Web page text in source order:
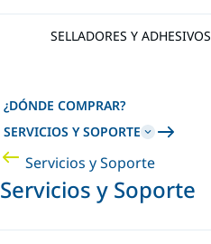
SELLADORES Y ADHESIVOS
¿DÓNDE COMPRAR?
SERVICIOS Y SOPORTE
Servicios y Soporte
Servicios y Soporte